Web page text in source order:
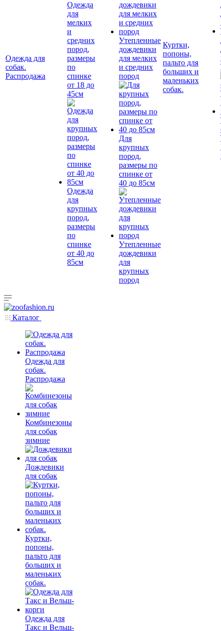
Одежда для
собак.
Распродажа
Одежда
для
мелких
и
средних
пород,
размеры
по
спинке
от 18 до
45см
Одежда
для
крупных
пород,
размеры
по
спинке
от 40 до
85см
Утепленные
дождевики
для мелких
и средних
пород
Для
крупных
пород,
размеры по
спинке от
40 до 85см
Утепленные
дождевики
для
крупных
пород
Куртки,
попоны,
пальто для
больших и
маленьких
собак.
Каталог
Одежда для
собак.
Распродажа
Комбинезоны
для собак
зимние
Дождевики
для собак
Куртки,
попоны,
пальто для
больших и
маленьких
собак.
Одежда для
Такс и Вельш-